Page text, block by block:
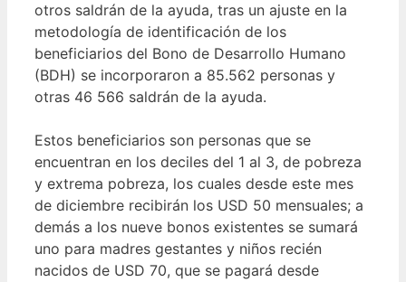
otros saldrán de la ayuda, tras un ajuste en la
metodología de identificación de los
beneficiarios del Bono de Desarrollo Humano
(BDH) se incorporaron a 85.562 personas y
otras 46 566 saldrán de la ayuda.
Estos beneficiarios son personas que se
encuentran en los deciles del 1 al 3, de pobreza
y extrema pobreza, los cuales desde este mes
de diciembre recibirán los USD 50 mensuales; a
demás a los nueve bonos existentes se sumará
uno para madres gestantes y niños recién
nacidos de USD 70, que se pagará desde